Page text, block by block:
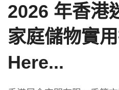
2026 年香港
家庭儲物實
Here...